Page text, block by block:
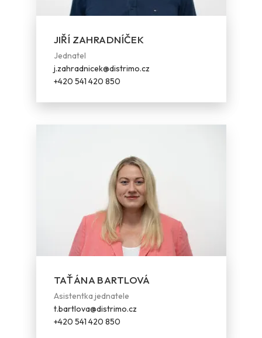
JIŘÍ ZAHRADNÍČEK
Jednatel
j.zahradnicek@distrimo.cz
+420 541 420 850
TAŤÁNA BARTLOVÁ
Asistentka jednatele
t.bartlova@distrimo.cz
+420 541 420 850